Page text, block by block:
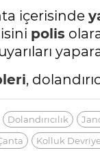
içerisinde
polis
,
Dolandırıcılık
Kolluk